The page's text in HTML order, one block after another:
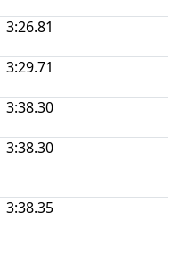
3:26.81
3:29.71
3:38.30
3:38.30
3:38.35